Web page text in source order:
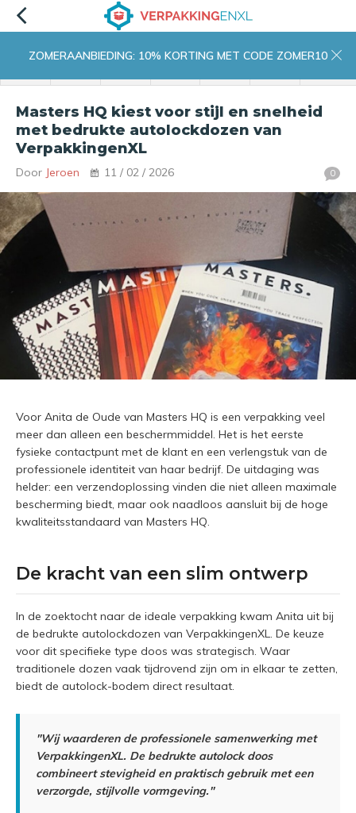
ZOMERAANBIEDING: 10% KORTING MET CODE ZOMER10
Masters HQ kiest voor stijl en snelheid
met bedrukte autolockdozen van
VerpakkingenXL
Door Jeroen 11 / 02 / 2026 0
Voor Anita de Oude van Masters HQ is een verpakking veel
meer dan alleen een beschermmiddel. Het is het eerste
fysieke contactpunt met de klant en een verlengstuk van de
professionele identiteit van haar bedrijf. De uitdaging was
helder: een verzendoplossing vinden die niet alleen maximale
bescherming biedt, maar ook naadloos aansluit bij de hoge
kwaliteitsstandaard van Masters HQ.
De kracht van een slim ontwerp
In de zoektocht naar de ideale verpakking kwam Anita uit bij
de bedrukte autolockdozen van VerpakkingenXL. De keuze
voor dit specifieke type doos was strategisch. Waar
traditionele dozen vaak tijdrovend zijn om in elkaar te zetten,
biedt de autolock-bodem direct resultaat.
"Wij waarderen de professionele samenwerking met
VerpakkingenXL. De bedrukte autolock doos
combineert stevigheid en praktisch gebruik met een
verzorgde, stijlvolle vormgeving."